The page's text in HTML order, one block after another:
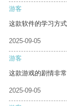
游客
这款软件的学习方
2025-09-05
游客
这款游戏的剧情非
2025-09-05